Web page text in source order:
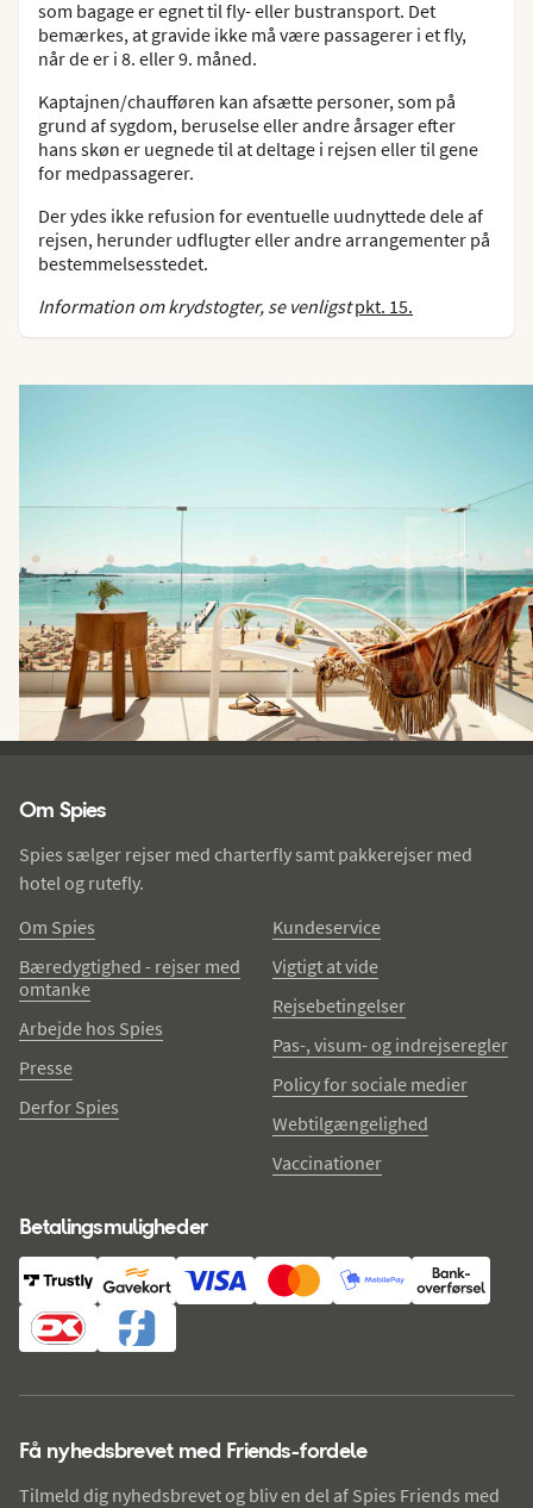
som bagage er egnet til fly- eller bustransport. Det
bemærkes, at gravide ikke må være passagerer i et fly,
når de er i 8. eller 9. måned.
Kaptajnen/chaufføren kan afsætte personer, som på
grund af sygdom, beruselse eller andre årsager efter
hans skøn er uegnede til at deltage i rejsen eller til gene
for medpassagerer.
Der ydes ikke refusion for eventuelle uudnyttede dele af
rejsen, herunder udflugter eller andre arrangementer på
bestemmelsesstedet.
Information om krydstogter, se venligst pkt. 15.
Om Spies
Spies sælger rejser med charterfly samt pakkerejser med
hotel og rutefly.
Om Spies
Bæredygtighed - rejser med
omtanke
Arbejde hos Spies
Presse
Derfor Spies
Kundeservice
Vigtigt at vide
Rejsebetingelser
Pas-, visum- og indrejseregler
Policy for sociale medier
Webtilgængelighed
Vaccinationer
Betalingsmuligheder
Få nyhedsbrevet med Friends-fordele
Tilmeld dig nyhedsbrevet og bliv en del af Spies Friends med